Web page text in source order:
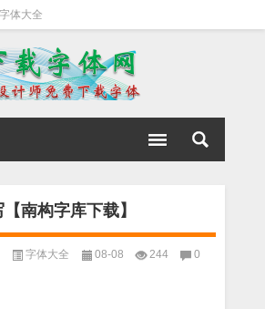
字体大全
南构字库下载】
字体大全 08-08 244 0